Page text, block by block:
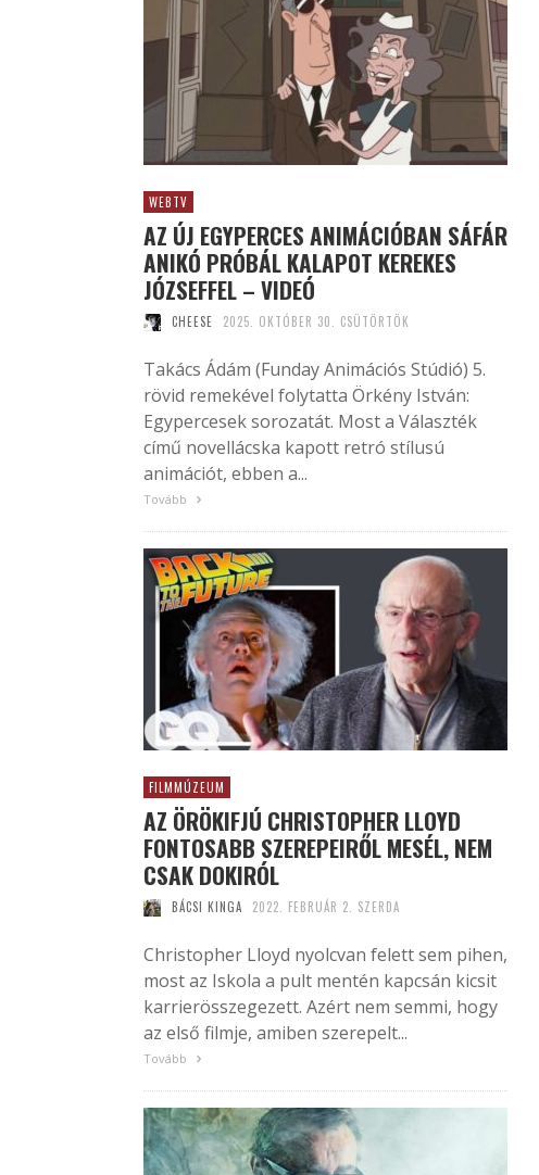
WEBTV
AZ ÚJ EGYPERCES ANIMÁCIÓBAN SÁFÁR
ANIKÓ PRÓBÁL KALAPOT KEREKES
JÓZSEFFEL – VIDEÓ
CHEESE 2025. OKTÓBER 30. CSÜTÖRTÖK
Takács Ádám (Funday Animációs Stúdió) 5.
rövid remekével folytatta Örkény István:
Egypercesek sorozatát. Most a Választék
című novellácska kapott retró stílusú
animációt, ebben a...
Tovább
FILMMÚZEUM
AZ ÖRÖKIFJÚ CHRISTOPHER LLOYD
FONTOSABB SZEREPEIRŐL MESÉL, NEM
CSAK DOKIRÓL
BÁCSI KINGA 2022. FEBRUÁR 2. SZERDA
Christopher Lloyd nyolcvan felett sem pihen,
most az Iskola a pult mentén kapcsán kicsit
karrierösszegezett. Azért nem semmi, hogy
az első filmje, amiben szerepelt...
Tovább